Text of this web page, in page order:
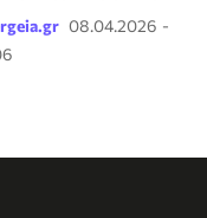
08.04.2026 -